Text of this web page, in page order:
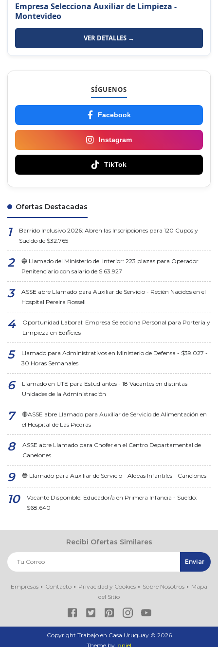
Empresa Selecciona Auxiliar de Limpieza -
Montevideo
VER DETALLES →
SÍGUENOS
Facebook
Instagram
TikTok
Ofertas Destacadas
Barrido Inclusivo 2026: Abren las Inscripciones para 120 Cupos y
Sueldo de $32.765
🔵 Llamado del Ministerio del Interior: 223 plazas para Operador
Penitenciario con salario de $ 63.927
ASSE abre Llamado para Auxiliar de Servicio - Recién Nacidos en el
Hospital Pereira Rossell
Oportunidad Laboral: Empresa Selecciona Personal para Portería y
Limpieza en Edificios
Llamado para Administrativos en Ministerio de Defensa - $39.027 -
30 Horas Semanales
Llamado en UTE para Estudiantes - 18 Vacantes en distintas
Unidades de la Administración
🔴ASSE abre Llamado para Auxiliar de Servicio de Alimentación en
el Hospital de Las Piedras
ASSE abre Llamado para Chofer en el Centro Departamental de
Canelones
🔵 Llamado para Auxiliar de Servicio - Aldeas Infantiles - Canelones
Vacante Disponible: Educador/a en Primera Infancia - Sueldo:
$68.640
Recibi Ofertas Similares
Empresas Contacto Privacidad y Cookies Sobre Nosotros
Mapa
del Sitio
Copyright Trabajo en Casa Uruguay © 2026
Theme by Igniel